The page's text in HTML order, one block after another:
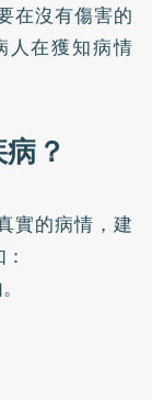
在沒有傷害的
人在獲知病情
？
實的病情，建